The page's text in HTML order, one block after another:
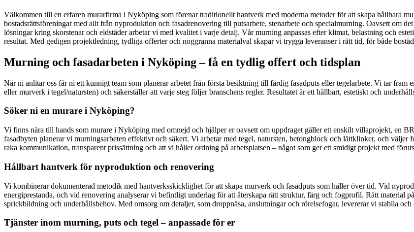
Välkommen till en erfaren murarfirma i Nyköping som förenar traditionellt hantverk med moderna metoder för att skapa hållbara
bostadsrättsföreningar med allt från nyproduktion och fasadrenovering till putsarbete, stenarbete och specialmurning. Oavsett om
lösningar kring skorstenar och eldstäder arbetar vi med kvalitet i varje detalj. Vår murning anpassas efter klimat, belastning och
resultat. Med gedigen projektledning, tydliga offerter och noggranna materialval skapar vi trygga leveranser i rätt tid, för både
Murning och fasadarbeten i Nyköping – få en tydlig offert och tidsplan
När ni anlitar oss får ni ett kunnigt team som planerar arbetet från första besiktning till färdig fasadputs eller tegelarbete. Vi tar
eller murverk i tegel/natursten) och säkerställer att varje steg följer branschens regler. Resultatet är ett hållbart, estetiskt och
Söker ni en murare i Nyköping?
Vi finns nära till hands som murare i Nyköping med omnejd och hjälper er oavsett om uppdraget gäller ett enskilt villaprojekt, en
fasadbyten planerar vi murningsarbeten effektivt och säkert. Vi arbetar med tegel, natursten, betongblock och lättklinker, och
raka kommunikation, transparent prissättning och att vi håller ordning på arbetsplatsen – något som ger ett smidigt projekt med
Hållbart hantverk för nyproduktion och renovering
Vi kombinerar dokumenterad metodik med hantverksskicklighet för att skapa murverk och fasadputs som håller över tid. Vid
energiprestanda, och vid renovering analyserar vi befintligt underlag för att återskapa rätt struktur, färg och fogprofil. Rätt material
sprickbildning och underhållsbehov. Med omsorg om detaljer, som droppnäsa, anslutningar och rörelsefogar, levererar vi stabila och
Tjänster inom murning, puts och tegel – anpassade för er